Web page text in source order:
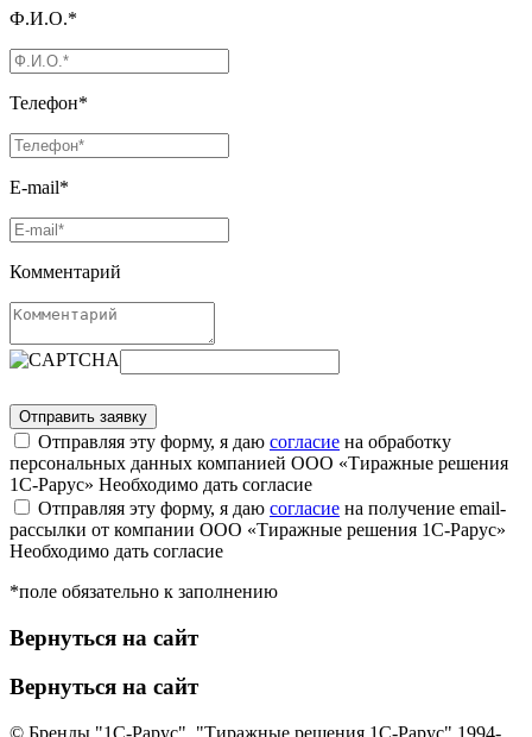
Ф.И.О.*
Телефон*
E-mail*
Комментарий
Отправляя эту форму, я даю согласие на обработку
персональных данных компанией ООО «Тиражные решения
1С-Рарус» Необходимо дать согласие
Отправляя эту форму, я даю согласие на получение email-
рассылки от компании ООО «Тиражные решения 1С-Рарус»
Необходимо дать согласие
*поле обязательно к заполнению
Вернуться на сайт
Вернуться на сайт
© Бренды "1С-Рарус", "Тиражные решения 1С-Рарус" 1994-